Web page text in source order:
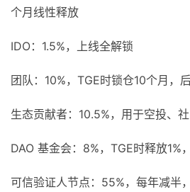
个月线性释放
IDO：1.5%，上线全解锁
团队：10%，TGE时锁仓10个月，
生态贡献者：10.5%，用于空投、
DAO 基金会：8%，TGE时释放1%
可信验证人节点：55%，每年减半